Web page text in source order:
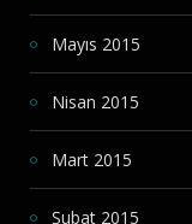
Mayıs 2015
Nisan 2015
Mart 2015
Şubat 2015